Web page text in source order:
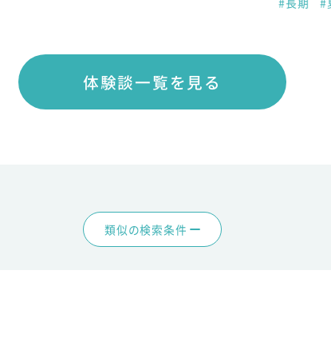
体験談一覧を見る
類似の検索条件